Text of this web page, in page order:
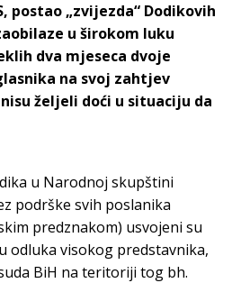
postao „zvijezda“ Dodikovih
u širokom luku
dva mjeseca dvoje
na svoj zahtjev
željeli doći u situaciju da
u Narodnoj skupštini
podrške svih poslanika
predznakom) usvojeni su
odluka visokog predstavnika,
BiH na teritoriji tog bh.